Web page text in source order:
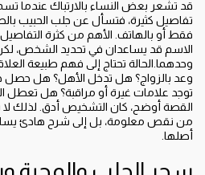
قد تشعر بعض النساء بالارتباك عندما
تفاصيل كثيرة، فتسأل عن جلب الحبيب
فقط أو بالهاتف. الأهم من كثرة
الاسم قد يساعدان في تحديد الشخص،
وحدهما.الحالة تحتاج إلى فهم طبيعة
وعد بالزواج؟ هل تدخل الأهل؟ هل
توجد علامات غيرة أو مراقبة؟ هل تعطل
القصة أوضح، كان التشخيص أدق. لذلك لا
من نقص معلومة، بل إلى شرح هادئ
أصلها.